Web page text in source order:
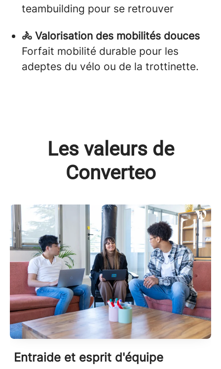
teambuilding pour se retrouver
🚴 Valorisation des mobilités douces
Forfait mobilité durable pour les
adeptes du vélo ou de la trottinette.
Les valeurs de
Converteo
Entraide et esprit d'équipe